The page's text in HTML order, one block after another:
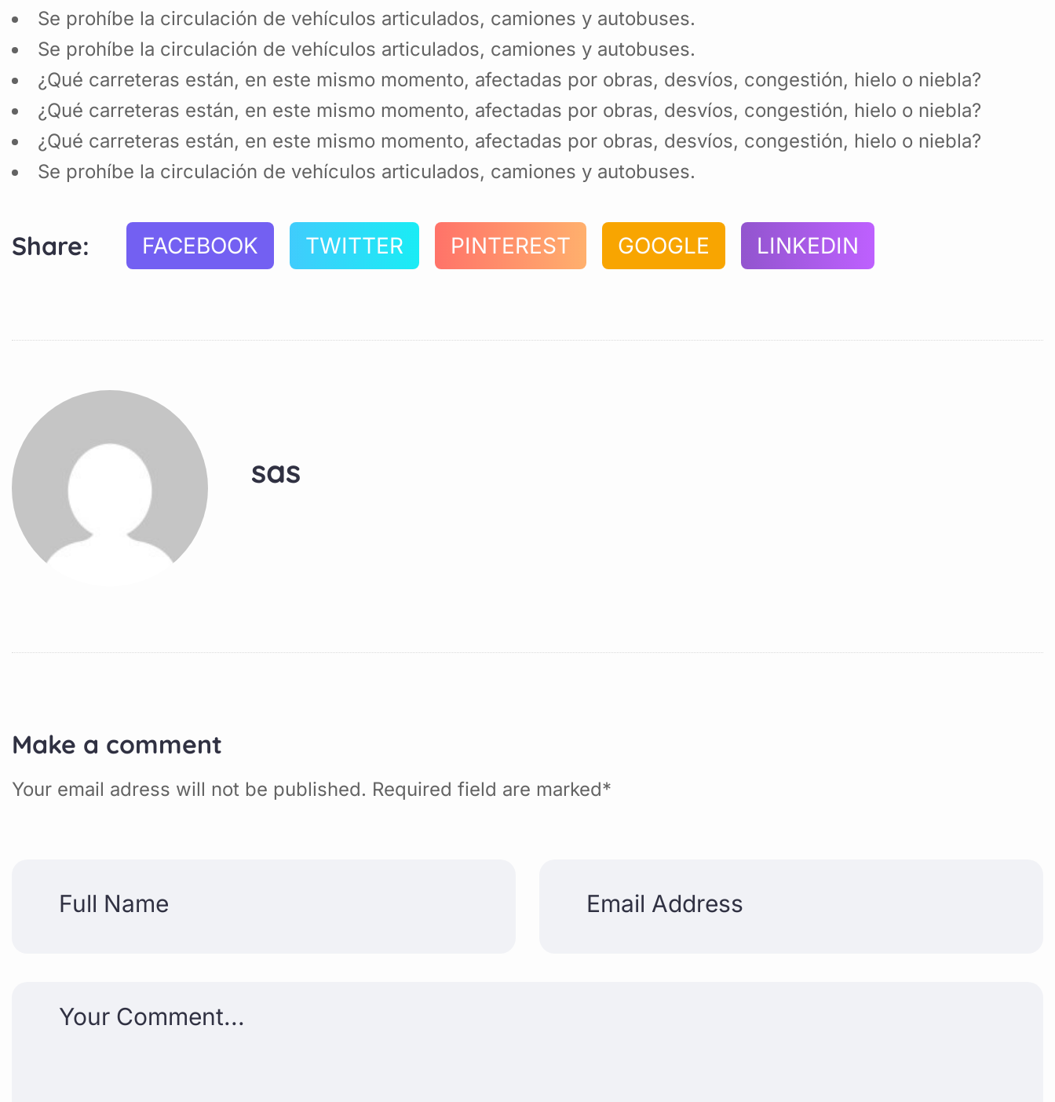
Se prohíbe la circulación de vehículos articulados, camiones y autobuses.
Se prohíbe la circulación de vehículos articulados, camiones y autobuses.
¿Qué carreteras están, en este mismo momento, afectadas por obras, desvíos, congestión, hielo o niebla?
¿Qué carreteras están, en este mismo momento, afectadas por obras, desvíos, congestión, hielo o niebla?
¿Qué carreteras están, en este mismo momento, afectadas por obras, desvíos, congestión, hielo o niebla?
Se prohíbe la circulación de vehículos articulados, camiones y autobuses.
Share: FACEBOOK TWITTER PINTEREST GOOGLE LINKEDIN
sas
Make a comment
Your email adress will not be published. Required field are marked*